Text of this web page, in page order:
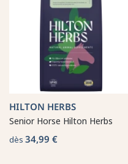
HILTON HERBS
Senior Horse Hilton Herbs
dès 34,99 €